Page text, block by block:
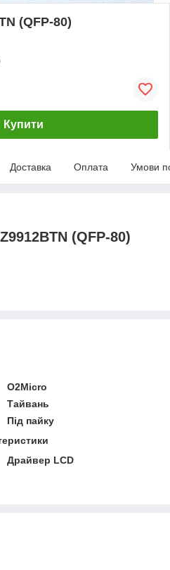
(QFP-80)
Купити
Доставка Оплата Умови
(QFP-80)
O2Micro
Тайвань
Під пайку
Драйвер LCD